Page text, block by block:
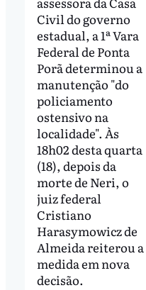
Civil do governo
estadual, a 1ª Vara
Federal de Ponta
Porã determinou a
manutenção "do
policiamento
ostensivo na
localidade". Às
18h02 desta quarta
(18), depois da
morte de Neri, o
juiz federal
Cristiano
Harasymowicz de
Almeida reiterou a
medida em nova
decisão.